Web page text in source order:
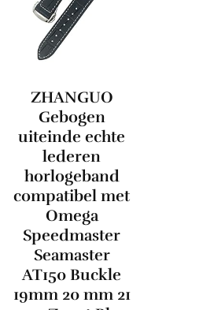
ZHANGUO
Gebogen
uiteinde echte
lederen
horlogeband
compatibel met
Omega
Speedmaster
Seamaster
AT150 Buckle
19mm 20 mm 21